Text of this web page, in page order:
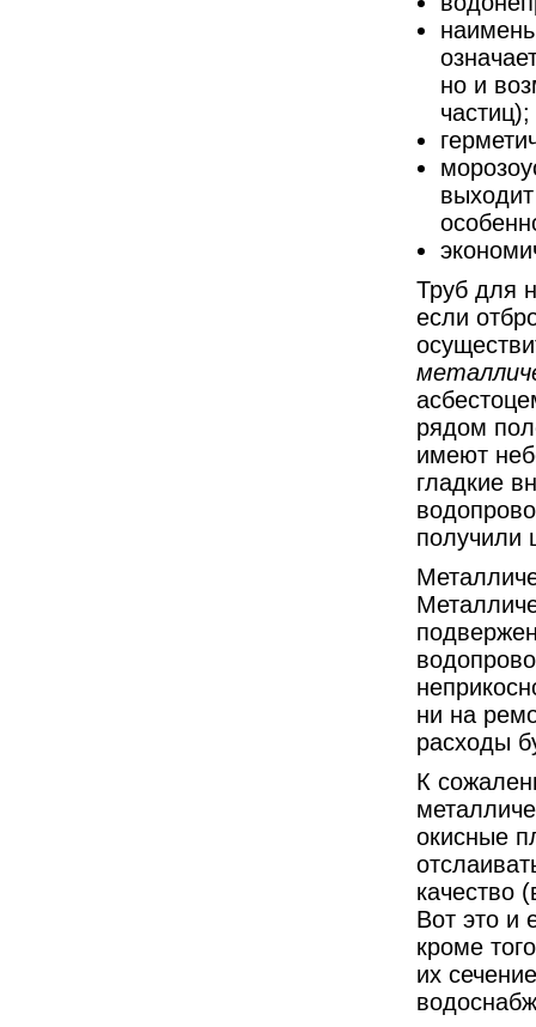
но и
частиц);
Труб для
если
рядом
имеют
гладкие
получили
ни на
расходы
К
окисные
качество
Вот это и
кроме
их